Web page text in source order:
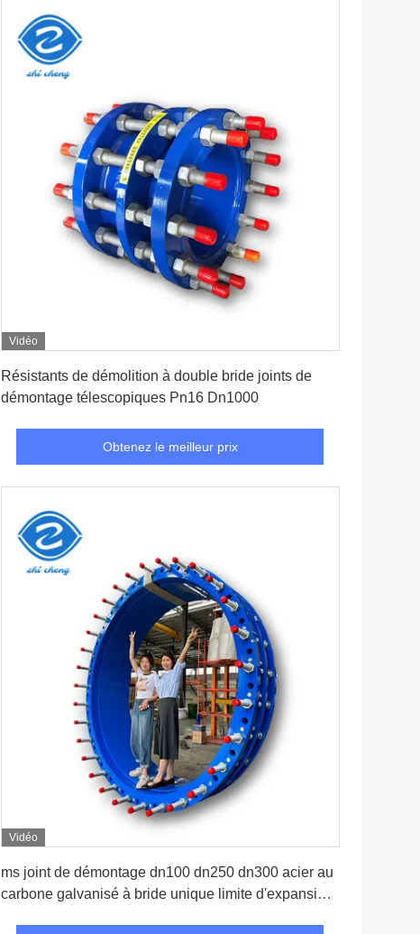
Vidéo
Résistants de démolition à double bride joints de
démontage télescopiques Pn16 Dn1000
Obtenez le meilleur prix
Vidéo
ms joint de démontage dn100 dn250 dn300 acier au
carbone galvanisé à bride unique limite d'expansion